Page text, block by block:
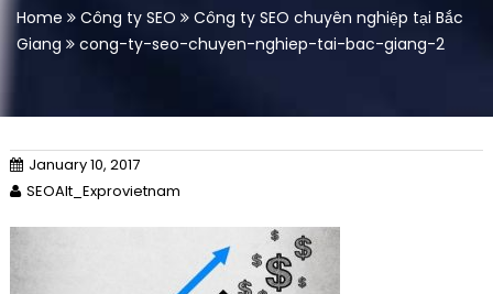
Home Công ty SEO
Công ty SEO chuyên nghiệp tại Bắc
Giang
cong-ty-seo-chuyen-nghiep-tai-bac-giang-2
January 10, 2017
SEOAlt_Exprovietnam